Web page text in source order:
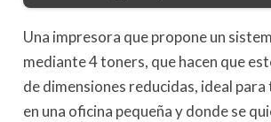
Una impresora que propone un
mediante 4 toners, que hacen que
de dimensiones reducidas, ideal para
en una oficina pequeña y donde se